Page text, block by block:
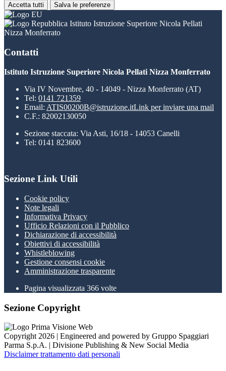
Accetta tutti Salva le preferenze
Istituto Istruzione Superiore Nicola Pellati
Nizza Monferrato
Contatti
Istituto Istruzione Superiore Nicola Pellati Nizza Monferrato
Via IV Novembre, 40 - 14049 - Nizza Monferrato (AT)
Tel: 0141 721359
Email: ATIS00200B@istruzione.itLink per inviare una mail
C.F.: 82002130050
Sezione staccata: Via Asti, 16/18 - 14053 Canelli
Tel: 0141 823600
Sezione Link Utili
Cookie policy
Note legali
Informativa Privacy
Ufficio Relazioni con il Pubblico
Dichiarazione di accessibilità
Obiettivi di accessibilità
Whistleblowing
Gestione consensi cookie
Amministrazione trasparente
Pagina visualizzata 366 volte
Sezione Copyright
Copyright 2026 | Engineered and powered by Gruppo Spaggiari
Parma S.p.A. | Divisione Publishing & New Social Media
Disclaimer trattamento dati personali